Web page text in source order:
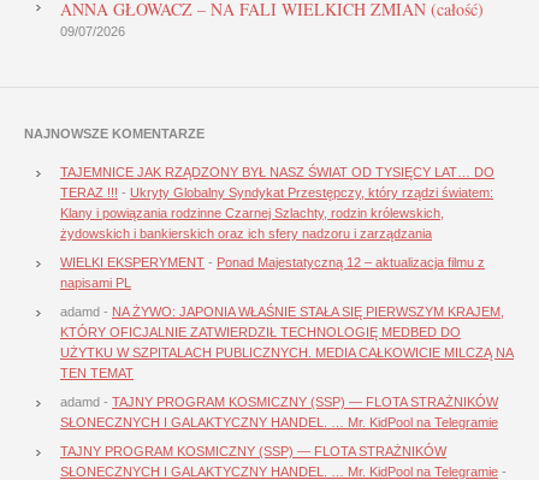
ANNA GŁOWACZ – NA FALI WIELKICH ZMIAN (całość)
09/07/2026
NAJNOWSZE KOMENTARZE
TAJEMNICE JAK RZĄDZONY BYŁ NASZ ŚWIAT OD TYSIĘCY LAT… DO
TERAZ !!! - Ukryty Globalny Syndykat Przestępczy, który rządzi światem:
Klany i powiązania rodzinne Czarnej Szlachty, rodzin królewskich,
żydowskich i bankierskich oraz ich sfery nadzoru i zarządzania
WIELKI EKSPERYMENT - Ponad Majestatyczną 12 – aktualizacja filmu z
napisami PL
adamd - NA ŻYWO: JAPONIA WŁAŚNIE STAŁA SIĘ PIERWSZYM KRAJEM,
KTÓRY OFICJALNIE ZATWIERDZIŁ TECHNOLOGIĘ MEDBED DO
UŻYTKU W SZPITALACH PUBLICZNYCH. MEDIA CAŁKOWICIE MILCZĄ NA
TEN TEMAT
adamd - TAJNY PROGRAM KOSMICZNY (SSP) — FLOTA STRAŻNIKÓW
SŁONECZNYCH I GALAKTYCZNY HANDEL. … Mr. KidPool na Telegramie
TAJNY PROGRAM KOSMICZNY (SSP) — FLOTA STRAŻNIKÓW
SŁONECZNYCH I GALAKTYCZNY HANDEL. … Mr. KidPool na Telegramie -